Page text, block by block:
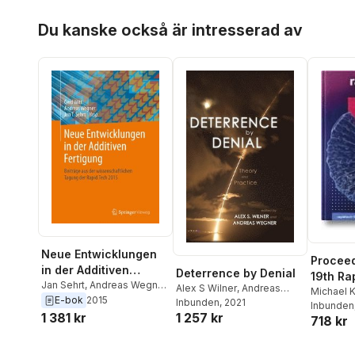
Du kanske också är intresserad av
Neue Entwicklungen
in der Additiven
Fertigung
Jan Sehrt, Andreas Wegner
Gerd Witt
E-bok 2015
1 381 kr
Deterrence by Denial
Alex S Wilner, Andreas
Wegner
Inbunden, 2021
1 257 kr
19th
2023
Michael
Eichmann
Inbunden
718 kr